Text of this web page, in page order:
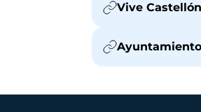
Vive Castellón